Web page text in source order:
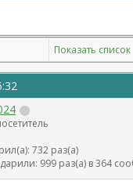
240, 255. Аврамович
Показать список
732 раз(а)
999 раз(а) в 364